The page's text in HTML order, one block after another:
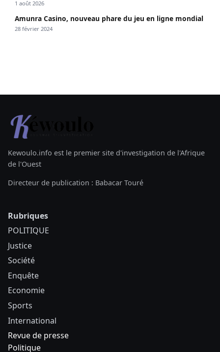
1 août 2026
Amunra Casino, nouveau phare du jeu en ligne mondial
28 février 2024
Kewoulo.info est le premier site d'investigation de l'Afrique
de l'Ouest
Directeur de publication : Babacar Touré
Rubriques
POLITIQUE
Justice
Société
Enquête
Economie
Sports
International
Revue de presse
Politique